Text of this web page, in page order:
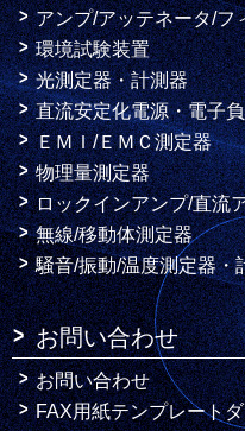
アンプ/アッテネータ/フ
環境試験装置
光測定器・計測器
直流安定化電源・電子
ＥＭＩ/ＥＭＣ測定器
物理量測定器
ロックインアンプ/直流
無線/移動体測定器
騒音/振動/温度測定器・
お問い合わせ
お問い合わせ
FAX用紙テンプレート